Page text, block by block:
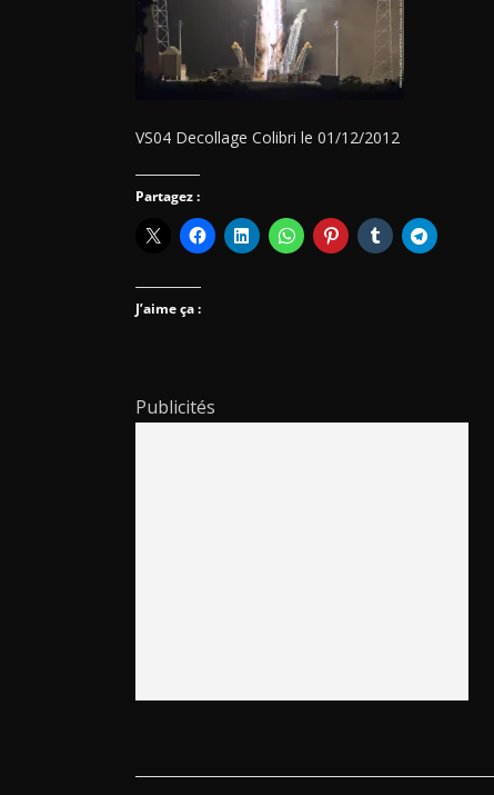
VS04 Decollage Colibri le 01/12/2012
Partagez :
J’aime ça :
Publicités